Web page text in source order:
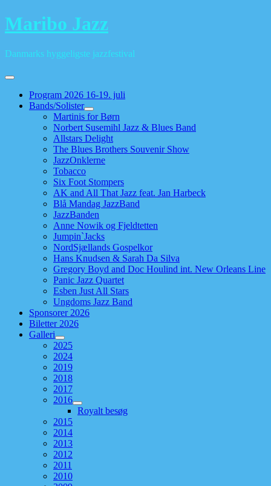
Skip
to
Maribo Jazz
Danmarks hyggeligste jazzfestival
Program 2026 16-19. juli
Bands/Solister
Martinis for Børn
Norbert Susemihl Jazz & Blues Band
Allstars Delight
The Blues Brothers Souvenir Show
JazzOnklerne
Tobacco
Six Foot Stompers
AK and All That Jazz feat. Jan Harbeck
Blå Mandag JazzBand
JazzBanden
Anne Nowik og Fjeldtetten
Jumpin`Jacks
NordSjællands Gospelkor
Hans Knudsen & Sarah Da Silva
Gregory Boyd and Doc Houlind int. New Orleans Line
Panic Jazz Quartet
Esben Just All Stars
Ungdoms Jazz Band
Sponsorer 2026
Biletter 2026
Galleri
2025
2024
2019
2018
2017
2016
Royalt besøg
2015
2014
2013
2012
2011
2010